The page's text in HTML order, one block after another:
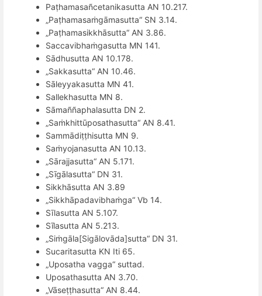
Paṭhamasañcetanikasutta AN 10.217.
„Paṭhamasaṁgāmasutta“ SN 3.14.
„Paṭhamasikkhāsutta“ AN 3.86.
Saccavibhaṁgasutta MN 141.
Sādhusutta AN 10.178.
„Sakkasutta“ AN 10.46.
Sāleyyakasutta MN 41.
Sallekhasutta MN 8.
Sāmaññaphalasutta DN 2.
„Saṁkhittūposathasutta“ AN 8.41.
Sammādiṭṭhisutta MN 9.
Saṁyojanasutta AN 10.13.
„Sārajjasutta“ AN 5.171.
„Sīgālasutta“ DN 31.
Sikkhāsutta AN 3.89
„Sikkhāpadavibhaṁga“ Vb 14.
Sīlasutta AN 5.107.
Sīlasutta AN 5.213.
„Siṁgāla[Sigālovāda]sutta“ DN 31.
Sucaritasutta KN Iti 65.
„Uposatha vagga“ suttad.
Uposathasutta AN 3.70.
„Vāseṭṭhasutta“ AN 8.44.